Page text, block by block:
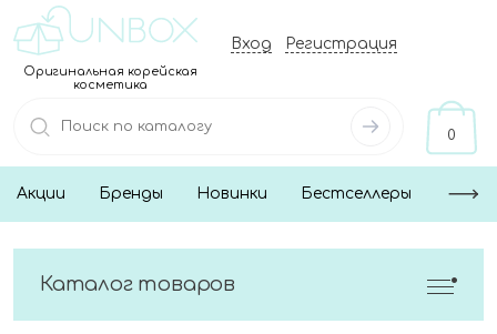
Оригинальная корейская
косметика
Вход Регистрация
0
Акции Бренды Новинки Бестселлеры
Каталог товаров